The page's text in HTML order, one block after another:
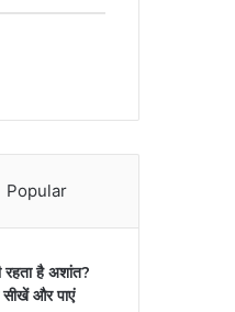
Popular
है अशांत?
सीखें और पाएं